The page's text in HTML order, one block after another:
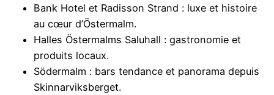
Bank Hotel et Radisson Strand : luxe et histoire
au cœur d’Östermalm.
Halles Östermalms Saluhall : gastronomie et
produits locaux.
Södermalm : bars tendance et panorama depuis
Skinnarviksberget.